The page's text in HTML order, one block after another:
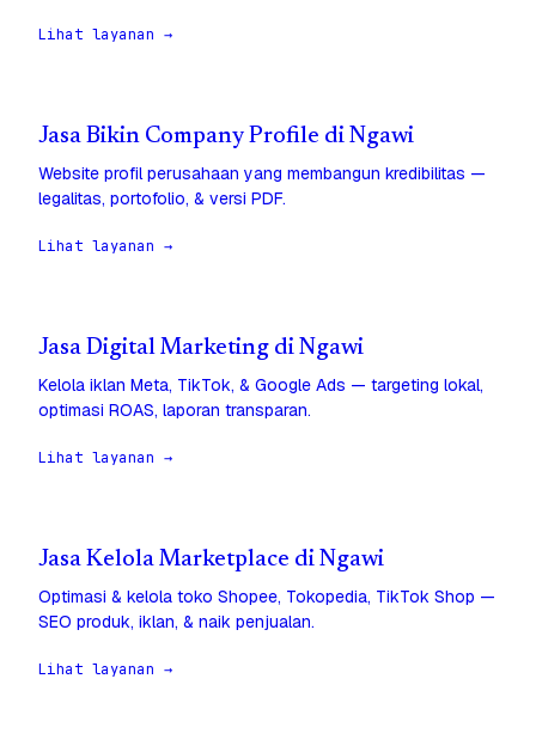
Lihat layanan →
Jasa Bikin Company Profile di Ngawi
Website profil perusahaan yang membangun kredibilitas —
legalitas, portofolio, & versi PDF.
Lihat layanan →
Jasa Digital Marketing di Ngawi
Kelola iklan Meta, TikTok, & Google Ads — targeting lokal,
optimasi ROAS, laporan transparan.
Lihat layanan →
Jasa Kelola Marketplace di Ngawi
Optimasi & kelola toko Shopee, Tokopedia, TikTok Shop —
SEO produk, iklan, & naik penjualan.
Lihat layanan →